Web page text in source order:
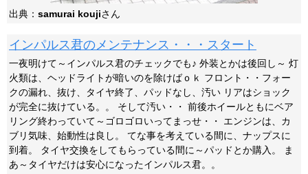
出典： samurai koujiさん
インパルス君のメンテナンス・・・スタート
一夜明けて～インパルス君のチェックでも♪ 外装とかは後回し～ 灯
火類は、ヘッドライトが暗いのを除けばｏｋ フロント・・フォー
クの漏れ、抜け、タイヤ終了、パッドなし、汚い リアはショック
が完全に抜けている。。 そして汚い・・ 前後ホイールともにベア
リング終わっていて～ゴロゴロいってまっせ・・ エンジンは、カ
ブリ気味、始動性は良し。 てな事を考えている間に、ナップスに
到着。 タイヤ交換をしてもらっている間に～パッドとか購入。 ま
あ～タイヤだけは安心になったインパルス君。。